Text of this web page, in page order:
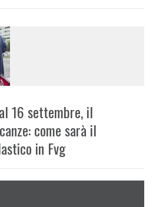
16 settembre, il
come sarà il
in Fvg